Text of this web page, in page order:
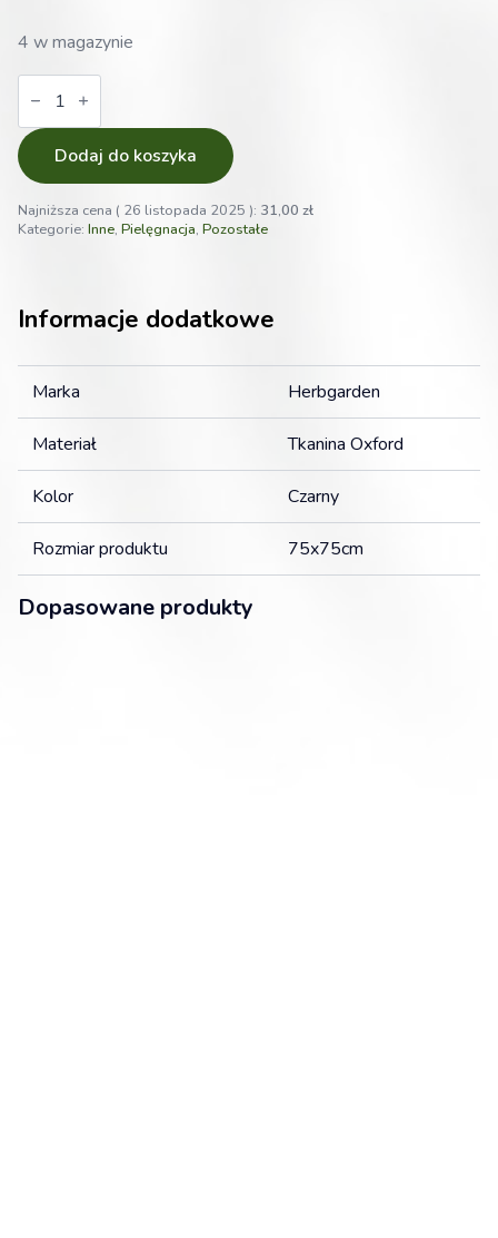
4 w magazynie
ilość
Herbgarden
Pad
Mata
Ogrodnicza
75
x
75cm
Dodaj do koszyka
Najniższa cena ( 26 listopada 2025 ): 31,00 zł
Kategorie: Inne, Pielęgnacja, Pozostałe
Informacje dodatkowe
Marka Herbgarden
Materiał Tkanina Oxford
Kolor Czarny
Rozmiar produktu 75x75cm
Dopasowane produkty